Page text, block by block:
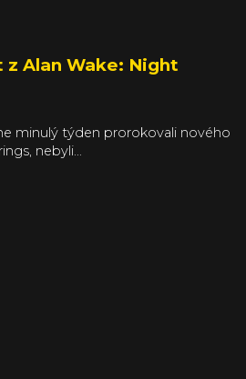
z Alan Wake: Night
minulý týden prorokovali nového
nebyli...